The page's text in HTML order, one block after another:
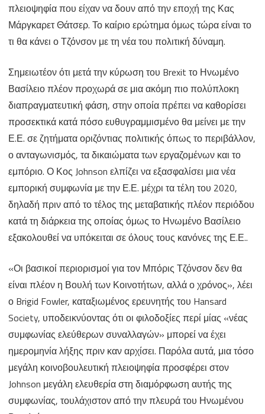
πλειοψηφία που είχαν να δουν από την εποχή της Κας
Μάργκαρετ Θάτσερ. Το καίριο ερώτημα όμως τώρα είναι το
τι θα κάνει ο Τζόνσον με τη νέα του πολιτική δύναμη.
Σημειωτέον ότι μετά την κύρωση του Brexit το Ηνωμένο
Βασίλειο πλέον προχωρά σε μια ακόμη πιο πολύπλοκη
διαπραγματευτική φάση, στην οποία πρέπει να καθορίσει
προσεκτικά κατά πόσο ευθυγραμμισμένο θα μείνει με την
Ε.Ε. σε ζητήματα οριζόντιας πολιτικής όπως το περιβάλλον,
ο ανταγωνισμός, τα δικαιώματα των εργαζομένων και το
εμπόριο. Ο Κος Johnson ελπίζει να εξασφαλίσει μια νέα
εμπορική συμφωνία με την Ε.Ε. μέχρι τα τέλη του 2020,
δηλαδή πριν από το τέλος της μεταβατικής πλέον περιόδου
κατά τη διάρκεια της οποίας όμως το Ηνωμένο Βασίλειο
εξακολουθεί να υπόκειται σε όλους τους κανόνες της Ε.Ε..
«Οι βασικοί περιορισμοί για τον Μπόρις Τζόνσον δεν θα
είναι πλέον η Βουλή των Κοινοτήτων, αλλά ο χρόνος», λέει
ο Brigid Fowler, καταξιωμένος ερευνητής του Hansard
Society, υποδεικνύοντας ότι οι φιλοδοξίες περί μίας «νέας
συμφωνίας ελεύθερων συναλλαγών» μπορεί να έχει
ημερομηνία λήξης πριν καν αρχίσει. Παρόλα αυτά, μια τόσο
μεγάλη κοινοβουλευτική πλειοψηφία προσφέρει στον
Johnson μεγάλη ελευθερία στη διαμόρφωση αυτής της
συμφωνίας, τουλάχιστον από την πλευρά του Ηνωμένου